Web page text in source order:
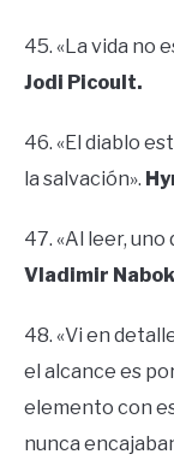
45. «La vida no
Jodi Picoult.
46. «El diablo
la salvación».
47. «Al leer,
Vladimir
48. «Vi en
el alcance es
elemento con
nunca